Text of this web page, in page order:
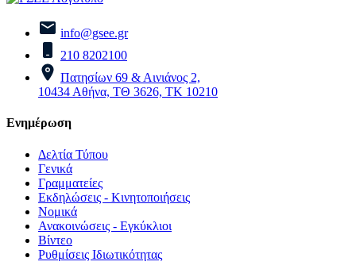
info@gsee.gr
210 8202100
Πατησίων 69 & Αινιάνος 2,
10434 Αθήνα, ΤΘ 3626, ΤΚ 10210
Ενημέρωση
Δελτία Τύπου
Γενικά
Γραμματείες
Εκδηλώσεις - Κινητοποιήσεις
Νομικά
Ανακοινώσεις - Εγκύκλιοι
Βίντεο
Ρυθμίσεις Ιδιωτικότητας